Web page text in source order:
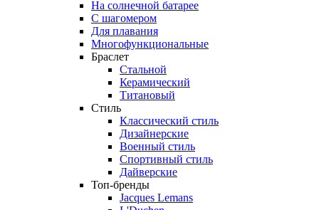
На солнечной батарее
С шагомером
Для плавания
Многофункциональные
Браслет
Стальной
Керамический
Титановый
Стиль
Классический стиль
Дизайнерские
Военный стиль
Спортивный стиль
Дайверские
Топ-бренды
Jacques Lemans